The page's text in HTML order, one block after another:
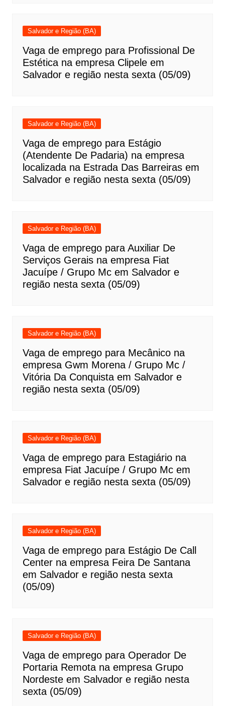
Salvador e Região (BA)
Vaga de emprego para Profissional De
Estética na empresa Clipele em
Salvador e região nesta sexta (05/09)
Salvador e Região (BA)
Vaga de emprego para Estágio
(Atendente De Padaria) na empresa
localizada na Estrada Das Barreiras em
Salvador e região nesta sexta (05/09)
Salvador e Região (BA)
Vaga de emprego para Auxiliar De
Serviços Gerais na empresa Fiat
Jacuípe / Grupo Mc em Salvador e
região nesta sexta (05/09)
Salvador e Região (BA)
Vaga de emprego para Mecânico na
empresa Gwm Morena / Grupo Mc /
Vitória Da Conquista em Salvador e
região nesta sexta (05/09)
Salvador e Região (BA)
Vaga de emprego para Estagiário na
empresa Fiat Jacuípe / Grupo Mc em
Salvador e região nesta sexta (05/09)
Salvador e Região (BA)
Vaga de emprego para Estágio De Call
Center na empresa Feira De Santana
em Salvador e região nesta sexta
(05/09)
Salvador e Região (BA)
Vaga de emprego para Operador De
Portaria Remota na empresa Grupo
Nordeste em Salvador e região nesta
sexta (05/09)